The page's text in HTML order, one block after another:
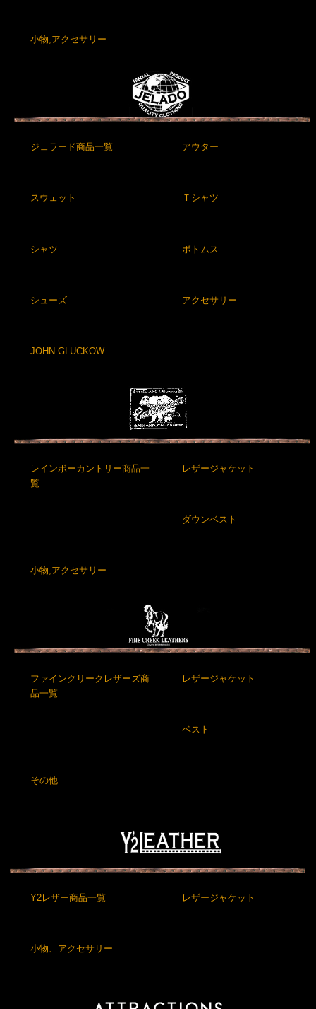
小物,アクセサリー
ジェラード商品一覧 アウター
スウェット Ｔシャツ
シャツ ボトムス
シューズ アクセサリー
JOHN GLUCKOW
レインボーカントリー商品一
覧
レザージャケット
ダウンベスト
小物,アクセサリー
ファインクリークレザーズ商
品一覧
レザージャケット
ベスト
その他
Y2レザー商品一覧 レザージャケット
小物、アクセサリー